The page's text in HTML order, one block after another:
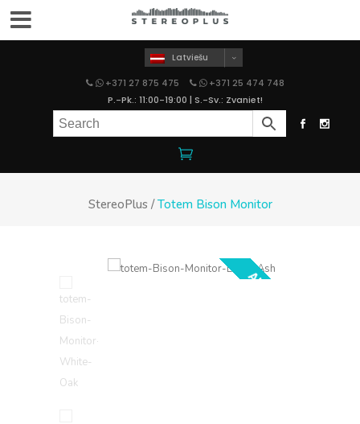
Latviešu
+371 27 875 475
+371 25 474 748
P.-Pk.: 11:00-19:00 | S.-Sv.: Zvaniet!
StereoPlus/Totem Bison Monitor
AKCIJA!